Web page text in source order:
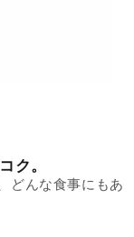
ク。
どんな食事にもあ